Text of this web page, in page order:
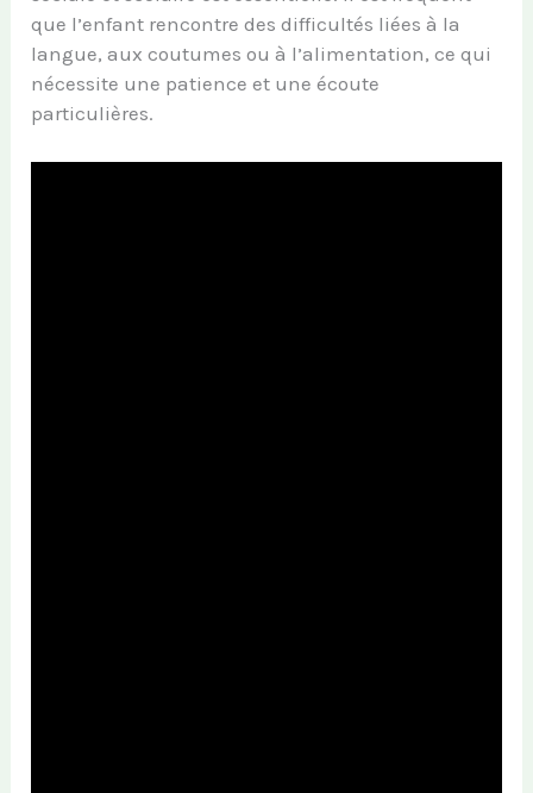
que l’enfant rencontre des difficultés liées à la
langue, aux coutumes ou à l’alimentation, ce qui
nécessite une patience et une écoute
particulières.